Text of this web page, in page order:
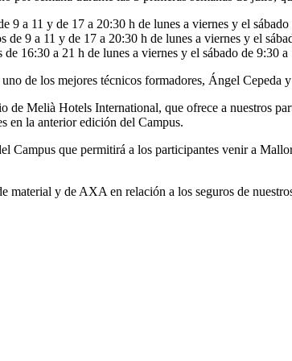
a 11 y de 17 a 20:30 h de lunes a viernes y el
9 a 11 y de 17 a 20:30 h de lunes a viernes y el
16:30 a 21 h de lunes a viernes y el sábado de 9:30 a
de los mejores técnicos formadores, Ángel
de Melià Hotels International, que ofrece a nuestros
en la anterior edición del Campus.
Campus que permitirá a los participantes venir a
y de AXA en relación a los seguros de